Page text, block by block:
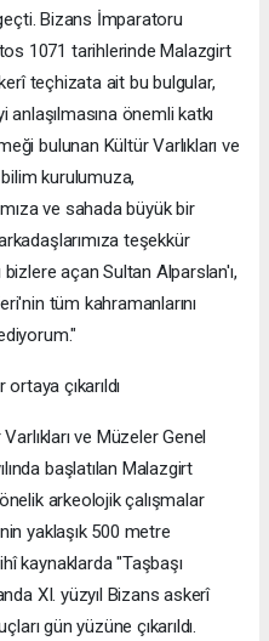
Bizans İmparatoru
1071 tarihlerinde Malazgirt
teçhizata ait bu bulgular,
önemli katkı
bulunan Kültür Varlıkları ve
kurulumuza,
ve sahada büyük bir
teşekkür
bizlere açan Sultan Alparslan'ı,
tüm kahramanlarını
çıkarıldı
ve Müzeler Genel
başlatılan Malazgirt
arkeolojik çalışmalar
yaklaşık 500 metre
kaynaklarda "Taşbaşı
XI. yüzyıl Bizans askerî
gün yüzüne çıkarıldı.